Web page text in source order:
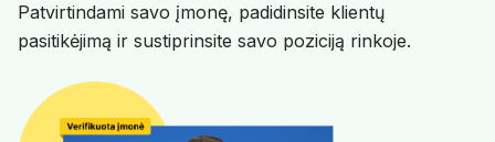
Patvirtindami savo įmonę, padidinsite klientų
pasitikėjimą ir sustiprinsite savo poziciją rinkoje.